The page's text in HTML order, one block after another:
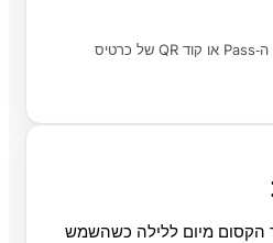
כניסה ישירה עם מזהה ה‑Pass או קוד QR של כרטיס
הקסום מיום ללילה כשהשמש